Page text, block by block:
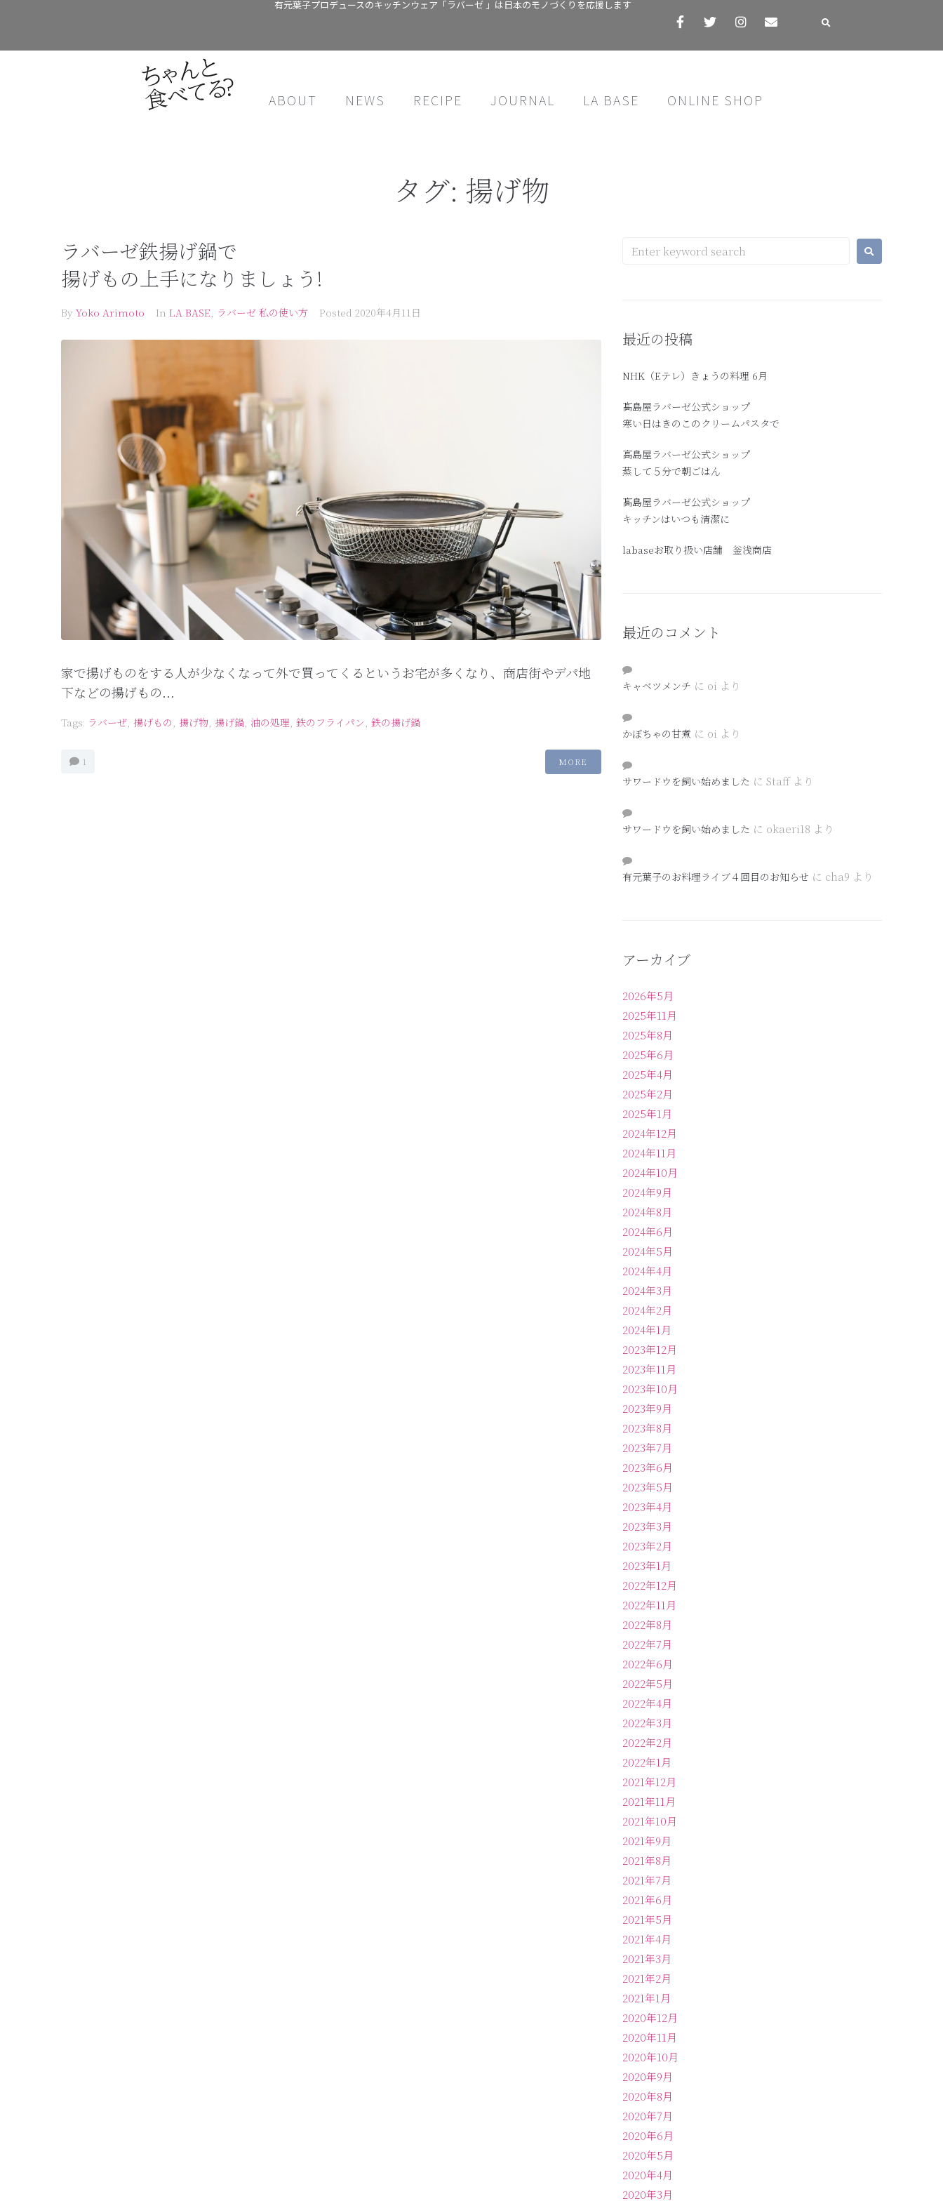
有元葉子プロデュースのキッチンウェア「ラバーゼ 」は日本のモノづくりを応援します
ABOUT NEWS RECIPE JOURNAL LA BASE ONLINE SHOP
タグ: 揚げ物
ラバーゼ鉄揚げ鍋で
揚げもの上手になりましょう!
By Yoko Arimoto In LA BASE, ラバーゼ 私の使い方 Posted 2020年4月11日
家で揚げものをする人が少なくなって外で買ってくるというお宅が多くなり、商店街やデパ地
下などの揚げもの...
Tags: ラバーぜ 揚げもの 揚げ物 揚げ鍋 油の処理 鉄のフライパン 鉄の揚げ鍋
1 MORE
最近の投稿
NHK（Eテレ）きょうの料理 6月
髙島屋ラバーゼ公式ショップ
寒い日はきのこのクリームパスタで
高島屋ラバーゼ公式ショップ
蒸して５分で朝ごはん
髙島屋ラバーゼ公式ショップ
キッチンはいつも清潔に
labaseお取り扱い店舗 釡浅商店
最近のコメント
キャベツメンチ に oi より
かぼちゃの甘煮 に oi より
サワードウを飼い始めました に Staffより
サワードウを飼い始めました に okaeri18 より
有元葉子のお料理ライブ４回目のお知らせ に cha9 より
アーカイブ
2026年5月
2025年11月
2025年8月
2025年6月
2025年4月
2025年2月
2025年1月
2024年12月
2024年11月
2024年10月
2024年9月
2024年8月
2024年6月
2024年5月
2024年4月
2024年3月
2024年2月
2024年1月
2023年12月
2023年11月
2023年10月
2023年9月
2023年8月
2023年7月
2023年6月
2023年5月
2023年4月
2023年3月
2023年2月
2023年1月
2022年12月
2022年11月
2022年8月
2022年7月
2022年6月
2022年5月
2022年4月
2022年3月
2022年2月
2022年1月
2021年12月
2021年11月
2021年10月
2021年9月
2021年8月
2021年7月
2021年6月
2021年5月
2021年4月
2021年3月
2021年2月
2021年1月
2020年12月
2020年11月
2020年10月
2020年9月
2020年8月
2020年7月
2020年6月
2020年5月
2020年4月
2020年3月